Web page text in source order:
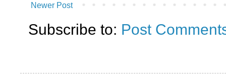
Newer Post
Subscribe to: Post